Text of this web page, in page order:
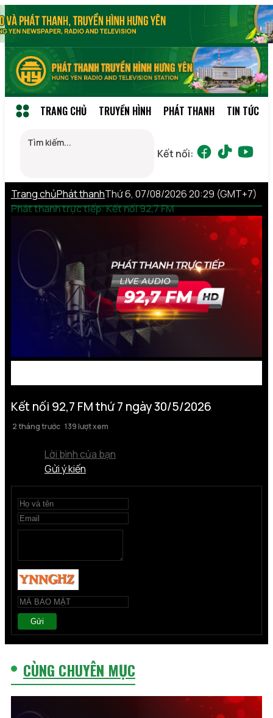
TRANG CHỦ TRUYỀN HÌNH PHÁT THANH TIN TỨC
Kết nối:
Trang chủPhát thanh
Phát thanh trực tiếp: Kết nối 92,7 FM
Thứ 6, 07/08/2026 20:29 (GMT+7)
Kết nối 92,7 FM thứ 7 ngày 30/5/2026
2 tháng trước 139 lượt xem
Lời bình của bạn
Gửi ý kiến
Gửi
CÙNG CHUYÊN MỤC